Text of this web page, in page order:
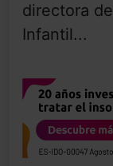
directora
Infantil...